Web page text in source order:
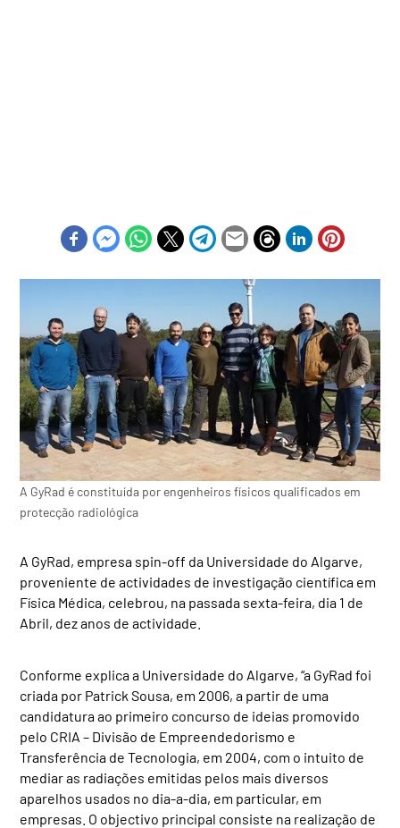
A GyRad é constituída por engenheiros físicos qualificados em
protecção radiológica
A GyRad, empresa spin-off da Universidade do Algarve,
proveniente de actividades de investigação científica em
Física Médica, celebrou, na passada sexta-feira, dia 1 de
Abril, dez anos de actividade.
Conforme explica a Universidade do Algarve, “a GyRad foi
criada por Patrick Sousa, em 2006, a partir de uma
candidatura ao primeiro concurso de ideias promovido
pelo CRIA – Divisão de Empreendedorismo e
Transferência de Tecnologia, em 2004, com o intuito de
mediar as radiações emitidas pelos mais diversos
aparelhos usados no dia-a-dia, em particular, em
empresas. O objectivo principal consiste na realização de